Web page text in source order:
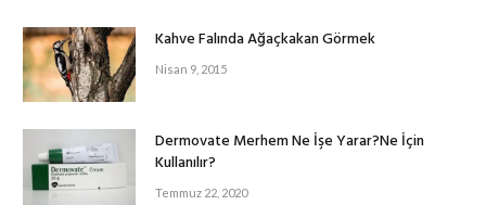
Kahve Falında Ağaçkakan Görmek
Nisan 9, 2015
Dermovate Merhem Ne İşe Yarar?Ne İçin
Kullanılır?
Temmuz 22, 2020